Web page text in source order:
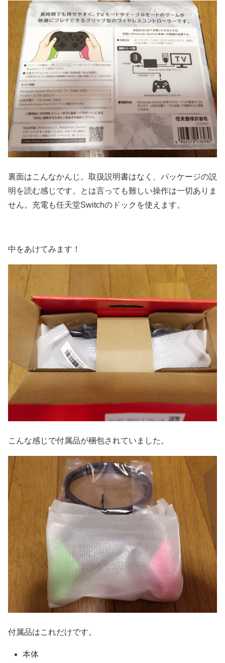
裏面はこんなかんじ。取扱説明書はなく、パッケージの説
明を読む感じです。とは言っても難しい操作は一切ありま
せん。充電も任天堂Switchのドックを使えます。
中をあけてみます！
こんな感じで付属品が梱包されていました。
付属品はこれだけです。
本体